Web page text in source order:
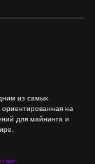
из самых
на
для майнинга и